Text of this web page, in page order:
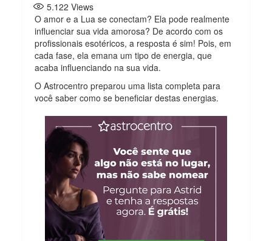
5.122 Views
O amor e a Lua se conectam? Ela pode realmente
influenciar sua vida amorosa? De acordo com os
profissionais esotéricos, a resposta é sim! Pois, em
cada fase, ela emana um tipo de energia, que
acaba influenciando na sua vida.
O Astrocentro preparou uma lista completa para
você saber como se beneficiar destas energias.